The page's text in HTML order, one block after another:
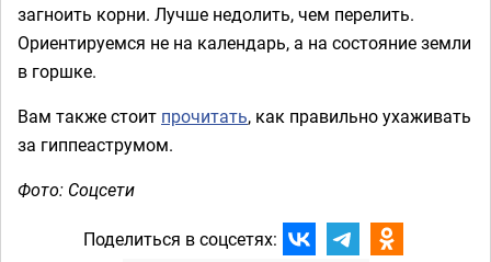
загноить корни. Лучше недолить, чем перелить.
Ориентируемся не на календарь, а на состояние земли
в горшке.
Вам также стоит прочитать, как правильно ухаживать
за гиппеаструмом.
Фото: Соцсети
Поделиться в соцсетях: